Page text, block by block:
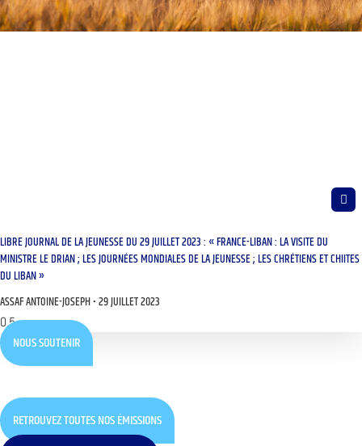
LIBRE JOURNAL DE LA JEUNESSE DU 29 JUILLET 2023 : « FRANCE-LIBAN : LA VISITE DU
MINISTRE LE DRIAN ; LES JOURNÉES MONDIALES DE LA JEUNESSE ; LES CHRÉTIENS ET CHIITES
DU LIBAN »
ASSAF ANTOINE-JOSEPH 29 JUILLET 2023
NOUS SOUTENIR
RETROUVEZ TOUTES NOS ÉMISSIONS